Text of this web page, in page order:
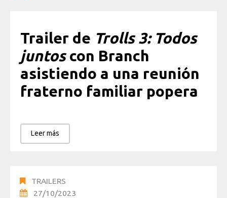
Trailer de Trolls 3: Todos
juntoscon Branch
asistiendo a una reunión
fraterno familiar popera
Leer más
TRAILERS
27/10/2023